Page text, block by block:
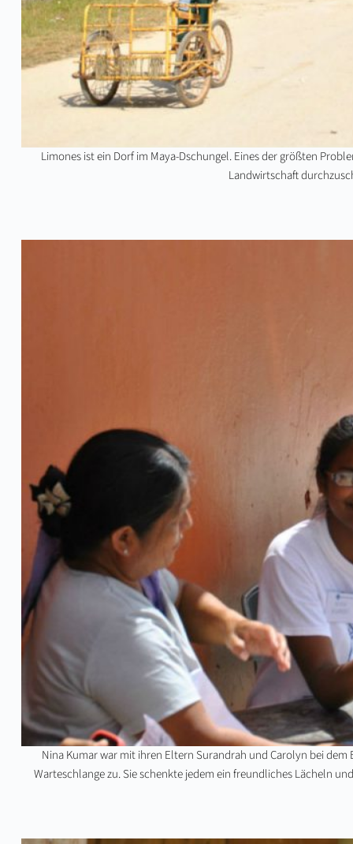
Limones ist ein Dorf im Maya-Dschungel. Eines der größten
Landwirtschaft
Nina Kumar war mit ihren Eltern Surandrah und Carolyn bei
Warteschlange zu. Sie schenkte jedem ein freundliches Lächeln